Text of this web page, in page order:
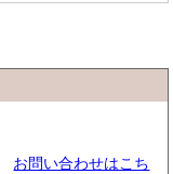
お問い合わせはこち